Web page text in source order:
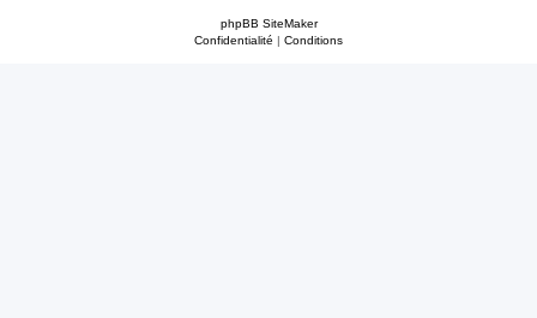
phpBB SiteMaker
Confidentialité | Conditions